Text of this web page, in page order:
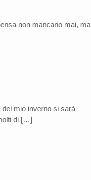
non mancano mai, ma
mio inverno si sarà
di […]